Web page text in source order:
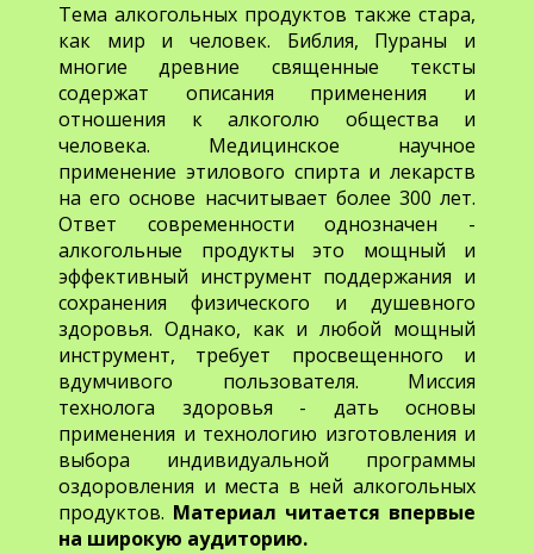
Тема алкогольных продуктов также стара,
как мир и человек. Библия, Пураны и
многие древние священные тексты
содержат описания применения и
отношения к алкоголю общества и
человека. Медицинское научное
применение этилового спирта и лекарств
на его основе насчитывает более 300 лет.
Ответ современности однозначен -
алкогольные продукты это мощный и
эффективный инструмент поддержания и
сохранения физического и душевного
здоровья. Однако, как и любой мощный
инструмент, требует просвещенного и
вдумчивого пользователя. Миссия
технолога здоровья - дать основы
применения и технологию изготовления и
выбора индивидуальной программы
оздоровления и места в ней алкогольных
продуктов. Материал читается впервые
на широкую аудиторию.